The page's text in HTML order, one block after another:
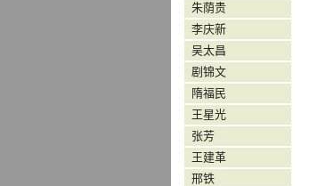
朱荫贵
李庆新
吴太昌
剧锦文
隋福民
王星光
张芳
王建革
邢铁